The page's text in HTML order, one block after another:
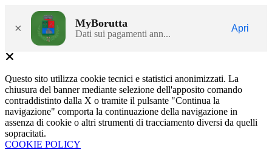
× MyBorutta
Dati sui pagamenti ann...
Apri
Questo sito utilizza cookie tecnici e statistici anonimizzati. La
chiusura del banner mediante selezione dell'apposito comando
contraddistinto dalla X o tramite il pulsante "Continua la
navigazione" comporta la continuazione della navigazione in
assenza di cookie o altri strumenti di tracciamento diversi da quelli
sopracitati.
COOKIE POLICY